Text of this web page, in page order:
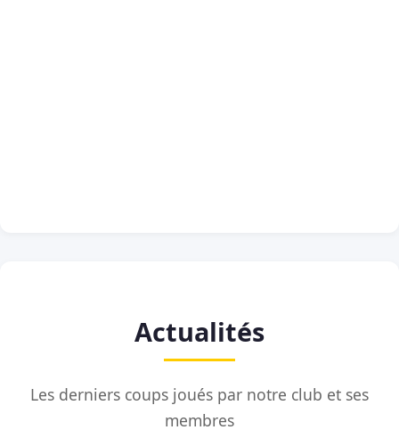
Actualités
Les derniers coups joués par notre club et ses
membres